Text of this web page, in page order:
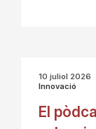
10 juliol 2026
Innovació
El